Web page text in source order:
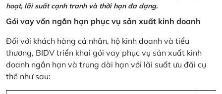
hoạt, lãi suất cạnh tranh và thời hạn đa dạng.
Gói vay vốn ngắn hạn phục vụ sản xuất kinh doanh
Đối với khách hàng cá nhân, hộ kinh doanh và tiểu
thương, BIDV triển khai gói vay phục vụ sản xuất kinh
doanh ngắn hạn và trung dài hạn với lãi suất ưu đãi cụ
thể như sau: